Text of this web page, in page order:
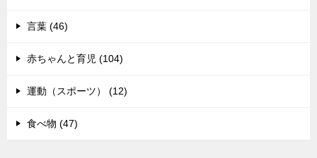
言葉 (46)
赤ちゃんと育児 (104)
運動（スポーツ） (12)
食べ物 (47)